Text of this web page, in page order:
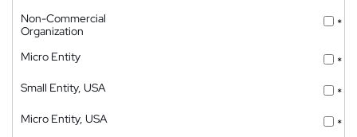
Non-Commercial
Organization
*
Micro Entity
*
Small Entity, USA
*
Micro Entity, USA
*